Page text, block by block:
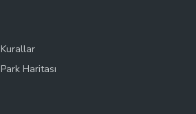
Kurallar
Park Haritası